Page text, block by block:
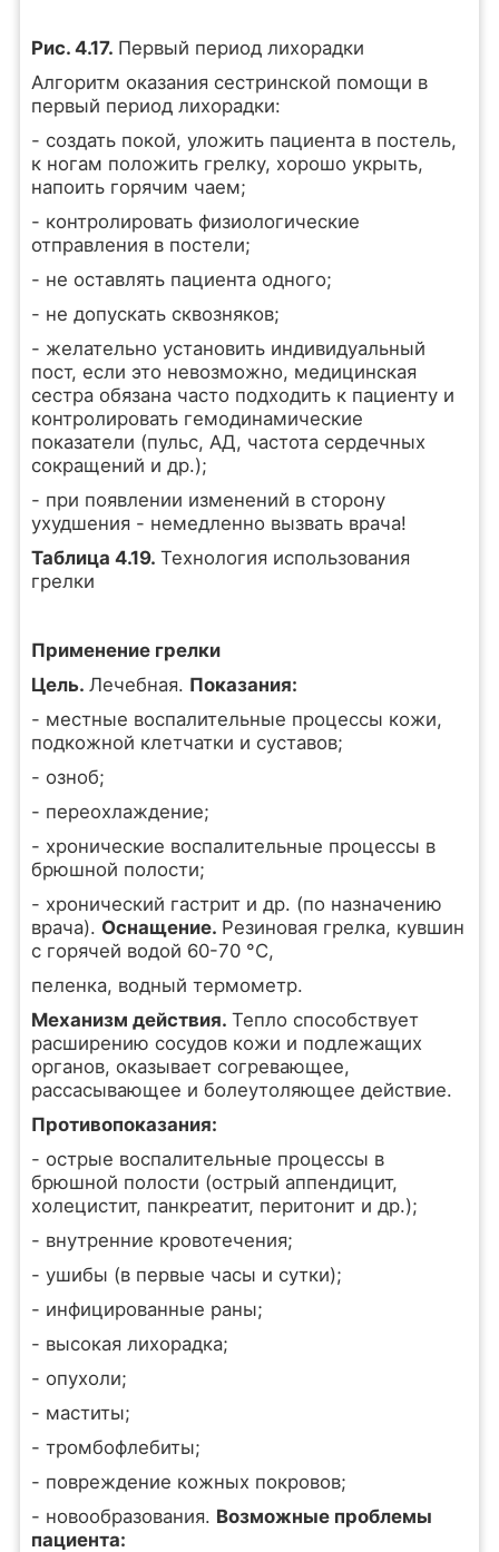
Рис. 4.17. Первый период лихорадки
Алгоритм оказания сестринской помощи в
первый период лихорадки:
- создать покой, уложить пациента в постель,
к ногам положить грелку, хорошо укрыть,
напоить горячим чаем;
- контролировать физиологические
отправления в постели;
- не оставлять пациента одного;
- не допускать сквозняков;
- желательно установить индивидуальный
пост, если это невозможно, медицинская
сестра обязана часто подходить к пациенту и
контролировать гемодинамические
показатели (пульс, АД, частота сердечных
сокращений и др.);
- при появлении изменений в сторону
ухудшения - немедленно вызвать врача!
Таблица 4.19. Технология использования
грелки
Применение грелки
Цель. Лечебная. Показания:
- местные воспалительные процессы кожи,
подкожной клетчатки и суставов;
- озноб;
- переохлаждение;
- хронические воспалительные процессы в
брюшной полости;
- хронический гастрит и др. (по назначению
врача). Оснащение. Резиновая грелка, кувшин
с горячей водой 60-70 °С,
пеленка, водный термометр.
Механизм действия. Тепло способствует
расширению сосудов кожи и подлежащих
органов, оказывает согревающее,
рассасывающее и болеутоляющее действие.
Противопоказания:
- острые воспалительные процессы в
брюшной полости (острый аппендицит,
холецистит, панкреатит, перитонит и др.);
- внутренние кровотечения;
- ушибы (в первые часы и сутки);
- инфицированные раны;
- высокая лихорадка;
- опухоли;
- маститы;
- тромбофлебиты;
- повреждение кожных покровов;
- новообразования. Возможные проблемы
пациента: